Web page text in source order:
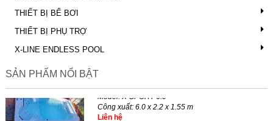
THIẾT BỊ BỂ BƠI
THIẾT BỊ PHỤ TRỢ
X-LINE ENDLESS POOL
SẢN PHẨM NỔI BẬT
Công xuất: 6.0 x 2.2 x 1.55 m
Liên hệ